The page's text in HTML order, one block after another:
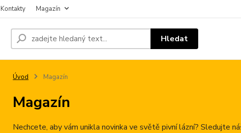
Kontakty Magazín
Hledat
Úvod Magazín
Magazín
Nechcete, aby vám unikla novinka ve světě pivní lázní? Sledujte